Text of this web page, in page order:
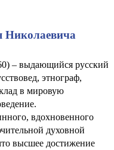
– выдающийся русский
этнограф,
в мировую
вдохновенного
духовной
высшее достижение